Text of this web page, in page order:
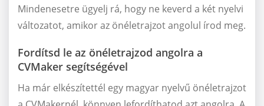
Mindenesetre ügyelj rá, hogy ne keverd a két nyelvi
változatot, amikor az önéletrajzot angolul írod meg.
Fordítsd le az önéletrajzod angolra a
CVMaker segítségével
Ha már elkészítettél egy magyar nyelvű önéletrajzot